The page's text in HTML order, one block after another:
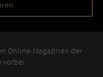
Online-Magazinen der
vorbei: